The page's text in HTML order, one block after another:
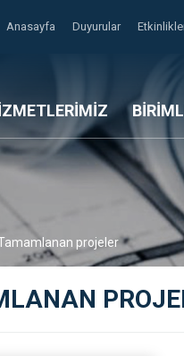
Anasayfa Duyurular
projeler